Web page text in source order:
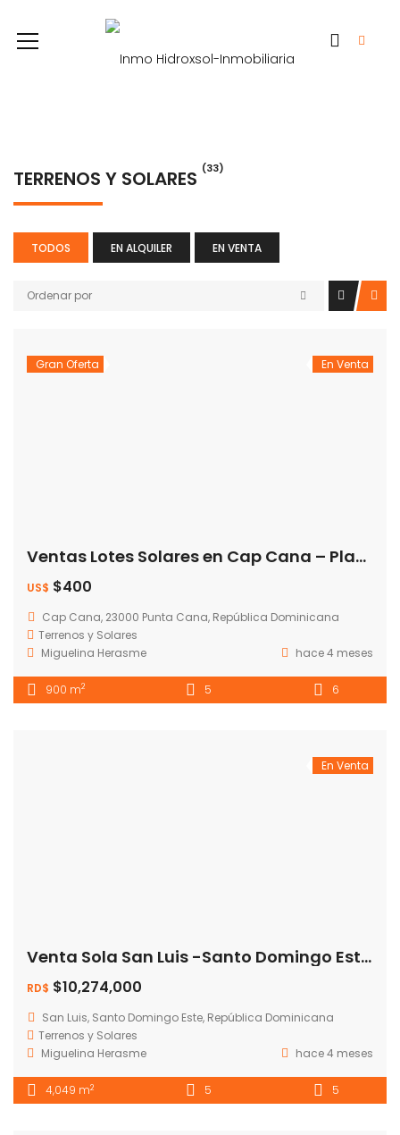
TERRENOS Y SOLARES (33)
TODOS EN ALQUILER EN VENTA
Ordenar por
Gran Oferta En Venta
Ventas Lotes Solares en Cap Cana – Playa Juanillo – US$365,000
US$ $400
Cap Cana, 23000 Punta Cana, República Dominicana
Terrenos y Solares
Miguelina Herasme
hace 4 meses
900 m2 5 6
En Venta
Venta Sola San Luis -Santo Domingo Este💰 Precio: RD$ 10,274,000
RD$ $10,274,000
San Luis, Santo Domingo Este, República Dominicana
Terrenos y Solares
Miguelina Herasme
hace 4 meses
4,049 m2 5 5